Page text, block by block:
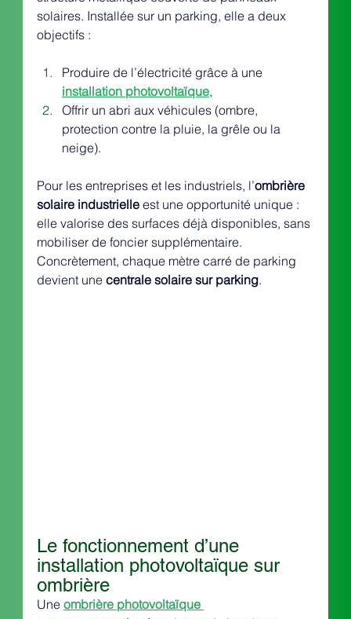
solaires. Installée sur un parking, elle a deux
objectifs :
Produire de l’électricité grâce à une
installation photovoltaïque,
Offrir un abri aux véhicules (ombre,
protection contre la pluie, la grêle ou la
neige).
Pour les entreprises et les industriels, l’ombrière
solaire industrielle est une opportunité unique :
elle valorise des surfaces déjà disponibles, sans
mobiliser de foncier supplémentaire.
Concrètement, chaque mètre carré de parking
devient une centrale solaire sur parking.
Le fonctionnement d’une
installation photovoltaïque sur
ombrière
Une ombrière photovoltaïque